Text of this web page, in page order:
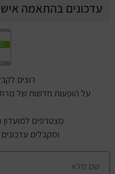
עדכונים בהתאמה
רוצים
על הופעות חדשות של
מצטרפים
ומקבלים